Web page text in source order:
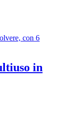
in